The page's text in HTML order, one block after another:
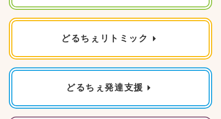
どるちぇリトミック
どるちぇ発達支援